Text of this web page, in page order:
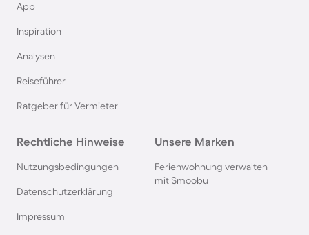
App
Inspiration
Analysen
Reiseführer
Ratgeber für Vermieter
Rechtliche Hinweise
Nutzungsbedingungen
Datenschutzerklärung
Impressum
Unsere Marken
Ferienwohnung verwalten
mit Smoobu